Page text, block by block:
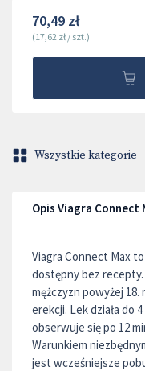
70,49 zł
(17,62 zł / szt.)
Wszystkie kategorie
Opis Viagra Connect
Viagra Connect Max
dostępny bez
mężczyzn powyżej
erekcji. Lek działa do
obserwuje się po 12
Warunkiem
jest wcześniejsze